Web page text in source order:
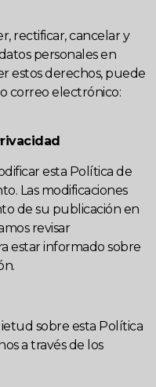
rectificar, cancelar y
personales en
estos derechos, puede
correo electrónico:
esta Política de
Las modificaciones
de su publicación en
revisar
estar informado sobre
sobre esta Política
a través de los